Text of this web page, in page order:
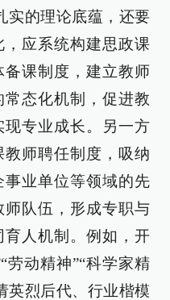
实的理论底蕴，还要
应系统构建思政课
课制度，建立教师
态化机制，促进教
现专业成长。另一方
师聘任制度，吸纳
业单位等领域的先
队伍，形成专职与
人机制。例如，开
劳动精神”“科学家精
英烈后代、行业楷模